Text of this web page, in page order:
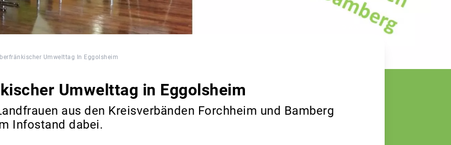
Umwelttag In Eggolsheim
Umwelttag in Eggolsheim
aus den Kreisverbänden Forchheim und Bamberg
Infostand dabei.